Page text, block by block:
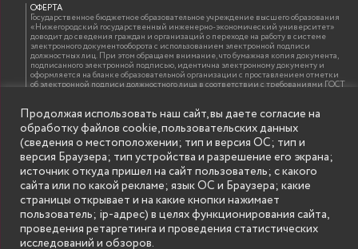
ОФЕРТА
Государственное бюджетное образовательное учреждение высшего образования
«Нижегородский государственный инженерно-экономический университет»
доводит до сведения граждан и организаций о переходе на работу в системе
электронного документооборота с использованием электронной подписи
должностных лиц. При этом обращаем внимание, что бумажная копия документа,
подписанного электронной подписью, идентична электронному документу и
оформляется на бланке образовательной организации с проставлением отметки
об электронной подписи должностного лица в соответствии с требованиями ГОСТ
ИНФОРМАЦИЯ ДЛЯ ПРАВООБЛАДАТЕЛЕЙ
Все права на аудио и видео материалы, представленные на нашем сайте
принадлежат их законным владельцам и предназначены только для ознакомления.
Наличие материалов на сайте никаким образом не претендует на обозначение
нашего авторского права на данные материалы. Авторы не несут ответственности
за возможные последствия использования их в целях, запрещенных Уголовным
Кодексом Российской Федерации. Если вы соглашаетесь с указанными
условиями, то можете приступить к просмотру материалов. Иначе вы должны
немедленно покинуть сайт. Все материалы, размещенные на сайте, взяты с
открытых (общедоступных) источников. Если Вы являетесь правообладателем
Продолжая использовать наш сайт, вы даете согласие на
обработку файлов cookie, пользовательских данных
(сведения о местоположении; тип и версия ОС; тип и
версия Браузера; тип устройства и разрешение его экрана;
источник откуда пришел на сайт пользователь; с какого
сайта или по какой рекламе; язык ОС и Браузера; какие
страницы открывает и на какие кнопки нажимает
пользователь; ip-адрес) в целях функционирования сайта,
проведения ретаргетинга и проведения статистических
исследований и обзоров.